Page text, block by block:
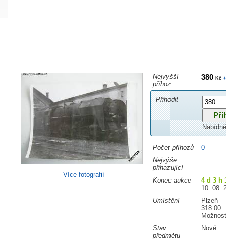
Více fotografií
Nejvyšší
příhoz
380 Kč+
Přihodit
Počet příhozů
0
Nejvýše
přihazující
Konec aukce
4 d 3 h
10. 08.
Umístění
Plzeň
318 00
Stav
předmětu
Nové